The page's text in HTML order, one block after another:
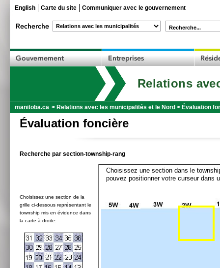
English Carte du site Communiquer avec le gouvernement
Recherche...
Relations
manitoba.ca > Relations avec les municipalités et le Nord > Évaluation
Évaluation foncière
Recherche par section-township-rang
Choisissez une section de la
grille ci-dessous représentant le
township mis en évidence dans
la carte à droite:
Choisissez une section dans le
pouvez positionner votre curseur dans